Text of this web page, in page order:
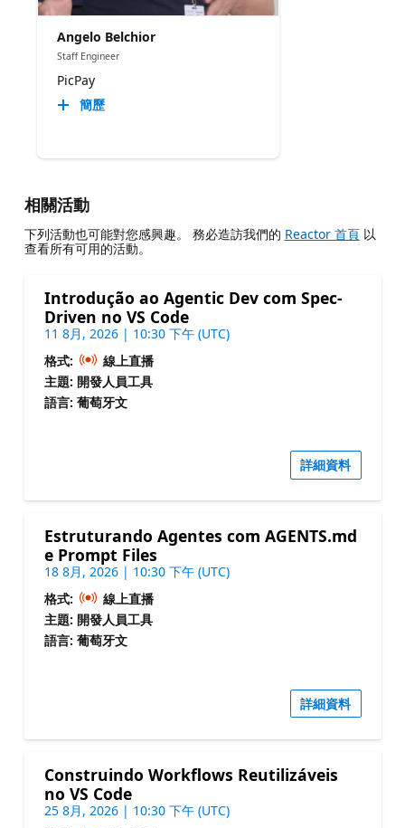
Angelo Belchior
Staff Engineer
PicPay
簡歷
相關活動
下列活動也可能對您感興趣。 務必造訪我們的 Reactor 首頁以
查看所有可用的活動。
Introdução ao Agentic Dev com Spec-
Driven no VS Code
11 8月, 2026 | 10:30 下午 (UTC)
格式:
線上直播
主題: 開發人員工具
語言: 葡萄牙文
詳細資料
Estruturando Agentes com AGENTS.md
e Prompt Files
18 8月, 2026 | 10:30 下午 (UTC)
格式:
線上直播
主題: 開發人員工具
語言: 葡萄牙文
詳細資料
Construindo Workflows Reutilizáveis
no VS Code
25 8月, 2026 | 10:30 下午 (UTC)